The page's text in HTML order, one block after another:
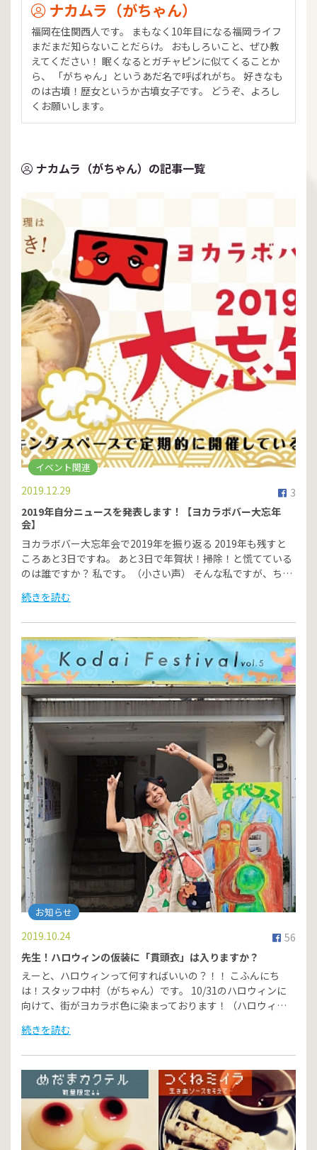
ナカムラ（がちゃん）
福岡在住関西人です。 まもなく10年目になる福岡ライフ
まだまだ知らないことだらけ。 おもしろいこと、ぜひ教
えてください！ 眠くなるとガチャピンに似てくることか
ら、 「がちゃん」というあだ名で呼ばれがち。 好きなも
のは古墳！歴女というか古墳女子です。 どうぞ、よろし
くお願いします。
ナカムラ（がちゃん）の記事一覧
イベント関連
3
2019.12.29
2019年自分ニュースを発表します！【ヨカラボバー大忘年
会】
ヨカラボバー大忘年会で2019年を振り返る 2019年も残すと
ころあと3日ですね。 あと3日で年賀状！掃除！と慌てている
のは誰ですか？ 私です。（小さい声） そんな私ですが、ち…
続きを読む
お知らせ
56
2019.10.24
先生！ハロウィンの仮装に「貫頭衣」は入りますか？
えーと、ハロウィンって何すればいいの？！！ こふんにち
は！スタッフ中村（がちゃん）です。 10/31のハロウィンに
向けて、街がヨカラボ色に染まっております！（ハロウィ…
続きを読む